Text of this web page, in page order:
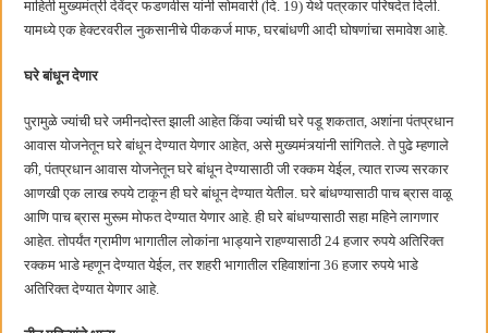
बाल्मर लॉरी आणि शेल इंडियातील कंत्राटी कामगारांना भरघोस पगारवाढ
माहिती मुख्यमंत्री देवेंद्र फडणवीस यांनी सोमवारी (दि. 19) येथे पत्रकार परिषदेत दिली.
यामध्ये एक हेक्टरवरील नुकसानीचे पीककर्ज माफ, घरबांधणी आदी घोषणांचा समावेश आहे.
घरे बांधून देणार
पुरामुळे ज्यांची घरे जमीनदोस्त झाली आहेत किंवा ज्यांची घरे पडू शकतात, अशांना पंतप्रधान
आवास योजनेतून घरे बांधून देण्यात येणार आहेत, असे मुख्यमंत्र्यांनी सांगितले. ते पुढे म्हणाले
की, पंतप्रधान आवास योजनेतून घरे बांधून देण्यासाठी जी रक्कम येईल, त्यात राज्य सरकार
आणखी एक लाख रुपये टाकून ही घरे बांधून देण्यात येतील. घरे बांधण्यासाठी पाच ब्रास वाळू
आणि पाच ब्रास मुरूम मोफत देण्यात येणार आहे. ही घरे बांधण्यासाठी सहा महिने लागणार
आहेत. तोपर्यंत ग्रामीण भागातील लोकांना भाड्याने राहण्यासाठी 24 हजार रुपये अतिरिक्त
रक्कम भाडे म्हणून देण्यात येईल, तर शहरी भागातील रहिवाशांना 36 हजार रुपये भाडे
अतिरिक्त देण्यात येणार आहे.